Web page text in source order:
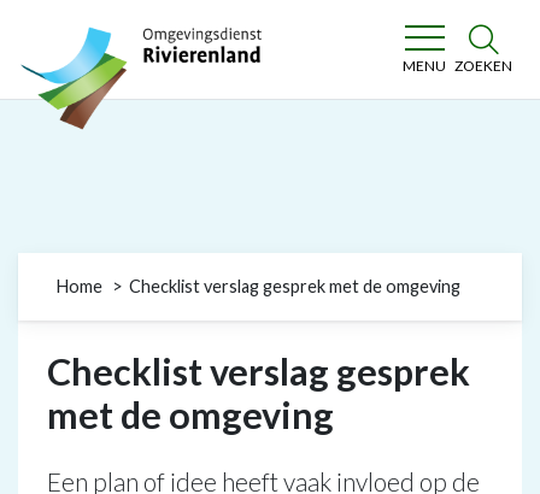
Omgevingsdienst Rivierenland
MENU ZOEKEN
Home Checklist verslag gesprek met de omgeving
Checklist verslag gesprek
met de omgeving
Een plan of idee heeft vaak invloed op de